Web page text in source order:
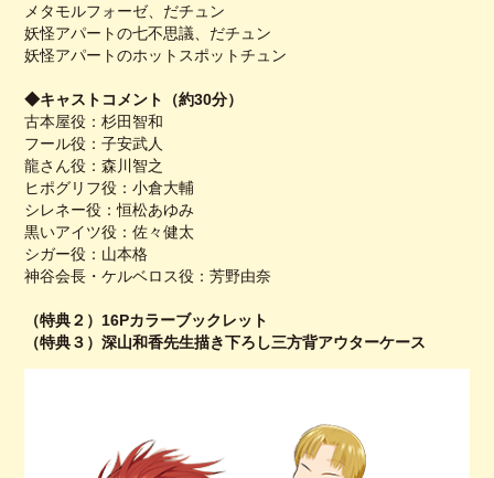
メタモルフォーゼ、だチュン
妖怪アパートの七不思議、だチュン
妖怪アパートのホットスポットチュン
◆キャストコメント（約30分）
古本屋役：杉田智和
フール役：子安武人
龍さん役：森川智之
ヒポグリフ役：小倉大輔
シレネー役：恒松あゆみ
黒いアイツ役：佐々健太
シガー役：山本格
神谷会長・ケルベロス役：芳野由奈
（特典２）16Pカラーブックレット
（特典３）深山和香先生描き下ろし三方背アウターケース